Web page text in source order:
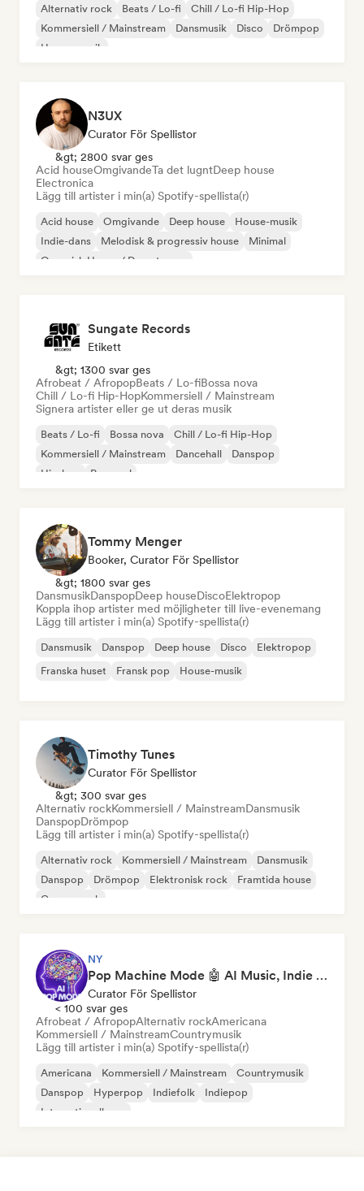
Alternativ rock Beats / Lo-fi
Chill / Lo-fi Hip-Hop
Kommersiell / Mainstream
Dansmusik Disco
Drömpop
House-musik
N3UX
Curator För Spellistor
&gt; 2800 svar ges
Acid houseOmgivandeTa det lugntDeep house
Electronica
Lägg till artister i min(a) Spotify-spellista(r)
Acid house Omgivande Deep house
House-musik
Indie-dans
Melodisk & progressiv house
Minimal
Organisk House / Downtempo
Sungate Records
Etikett
&gt; 1300 svar ges
Afrobeat / AfropopBeats / Lo-fiBossa nova
Chill / Lo-fi Hip-HopKommersiell / Mainstream
Signera artister eller ge ut deras musik
Beats / Lo-fi Bossa nova
Chill / Lo-fi Hip-Hop
Kommersiell / Mainstream
Dancehall
Danspop
Hip-hop
Pop soul
Tommy Menger
Booker, Curator För Spellistor
&gt; 1800 svar ges
DansmusikDanspopDeep houseDiscoElektropop
Koppla ihop artister med möjligheter till live-evenemang
Lägg till artister i min(a) Spotify-spellista(r)
Dansmusik Danspop Deep house Disco
Elektropop
Franska huset
Fransk pop House-musik
Timothy Tunes
Curator För Spellistor
&gt; 300 svar ges
Alternativ rockKommersiell / MainstreamDansmusik
DanspopDrömpop
Lägg till artister i min(a) Spotify-spellista(r)
Alternativ rock Kommersiell / Mainstream
Dansmusik
Danspop
Drömpop Elektronisk rock
Framtida house
Garage rock
NY
Pop Machine Mode 🤖 AI Music, Indie Pop & Dream Pop
Curator För Spellistor
< 100 svar ges
Afrobeat / AfropopAlternativ rockAmericana
Kommersiell / MainstreamCountrymusik
Lägg till artister i min(a) Spotify-spellista(r)
Americana Kommersiell / Mainstream
Countrymusik
Danspop
Hyperpop Indiefolk
Indiepop
Internationell pop